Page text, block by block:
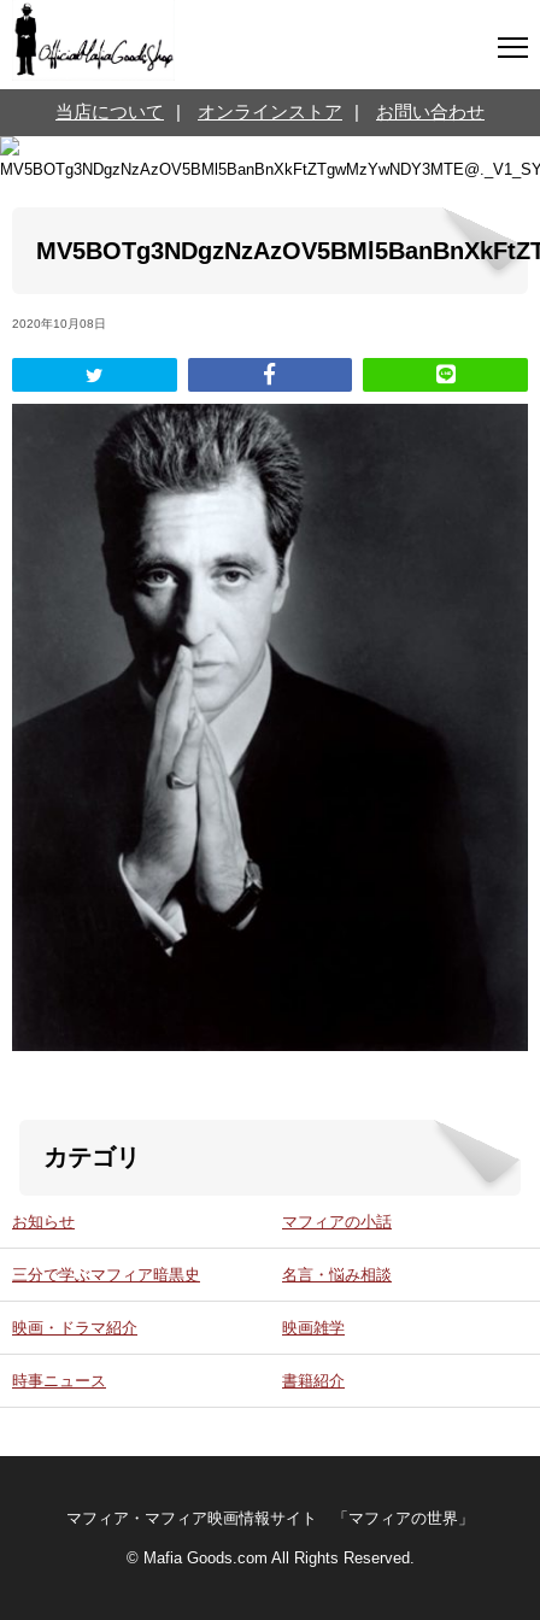
Twitterはこちら @jpmeyerlanskytm
カテゴリ
お知らせ
三分で学ぶマフィア暗黒史
映画・ドラマ紹介 映画雑学
時事ニュース 書籍紹介
オンラインストア
当店について オンラインストア お問い合わせ
2020年10月08日
カテゴリ
お知らせ マフィアの小話
三分で学ぶマフィア暗黒史 名言・悩み相談
映画・ドラマ紹介 映画雑学
時事ニュース 書籍紹介
オンラインストア
言葉のお医者さん
マフィア・マフィア映画情報サイト 「マフィアの世界」
© Mafia Goods.com All Rights Reserved.